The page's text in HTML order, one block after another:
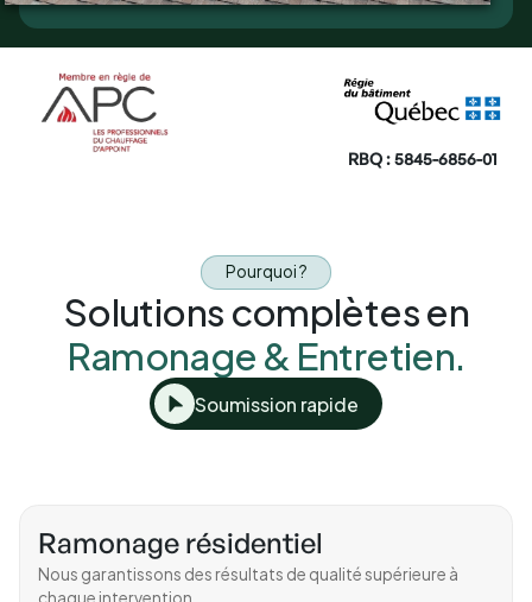
RBQ : 5845-6856-01
Pourquoi ?
Solutions complètes en
Ramonage & Entretien.
Soumission rapide
Ramonage résidentiel
Nous garantissons des résultats de qualité supérieure à